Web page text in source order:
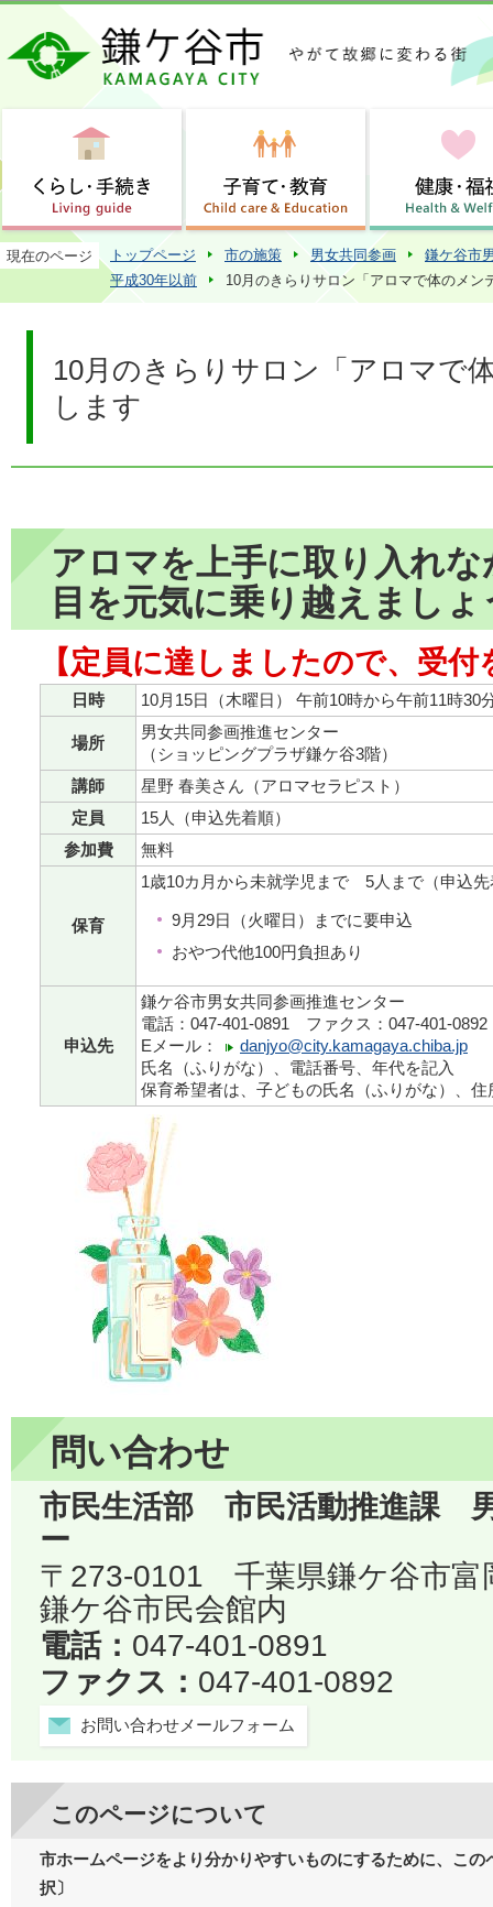
この
現在のページ トップページ 市の施策 男女共同参画
鎌ケ谷市
平成30年以前
10月のきらりサロン「アロマで体のメン
10月のきらりサロン「アロマで
します
アロマを上手に取り入れ
目を元気に乗り越えましょ
【定員に達しましたので、受
日時 10月15日（木曜日） 午前10時から午前11時30
場所
男女共同参画推進センター
（ショッピングプラザ鎌ケ谷3階）
講師
星野 春美さん（アロマセラピスト）
定員
15人（申込先着順）
参加費
無料
保育
1歳10カ月から未就学児まで 5人まで（申込先
9月29日（火曜日）までに要申込
おやつ代他100円負担あり
申込先
鎌ケ谷市男女共同参画推進センター
電話：047-401-0891 ファクス：047-401-0892
Eメール：
danjyo@city.kamagaya.chiba.jp
氏名（ふりがな）、電話番号、年代を記入
保育希望者は、子どもの氏名（ふりがな）、住
問い合わせ
市民生活部 市民活動推進課
ー
〒273-0101 千葉県鎌ケ谷市
鎌ケ谷市民会館内
電話： 047-401-0891
ファクス： 047-401-0892
お問い合わせメールフォーム
このページについて
市ホームページをより分かりやすいものにするために、こ
択〕